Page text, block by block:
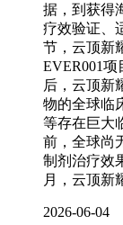
据，到获得
疗效验证、
节，云顶新
EVER001
后，云顶新
物的全球临
等存在巨大
前，全球尚
制剂治疗效
月，云顶新
2026-06-04